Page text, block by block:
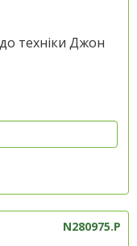
техніки Джон
N280975.P